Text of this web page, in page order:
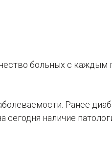
больных с каждым
Ранее
сегодня наличие